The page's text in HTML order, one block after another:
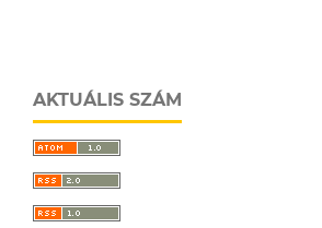
AKTUÁLIS SZÁM